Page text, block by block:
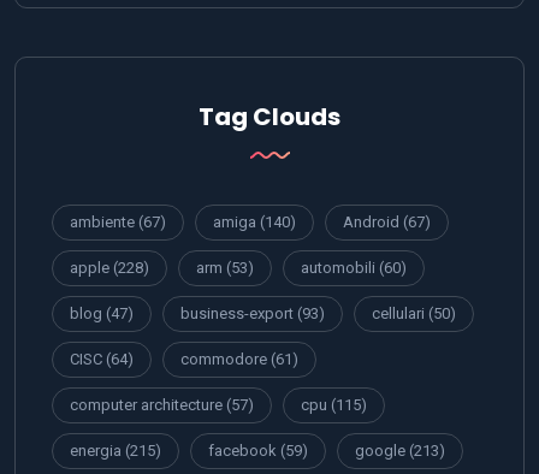
Tag Clouds
ambiente (67) amiga (140) Android (67)
apple (228) arm (53) automobili (60)
blog (47) business-export (93) cellulari (50)
CISC (64) commodore (61)
computer architecture (57) cpu (115)
energia (215) facebook (59) google (213)